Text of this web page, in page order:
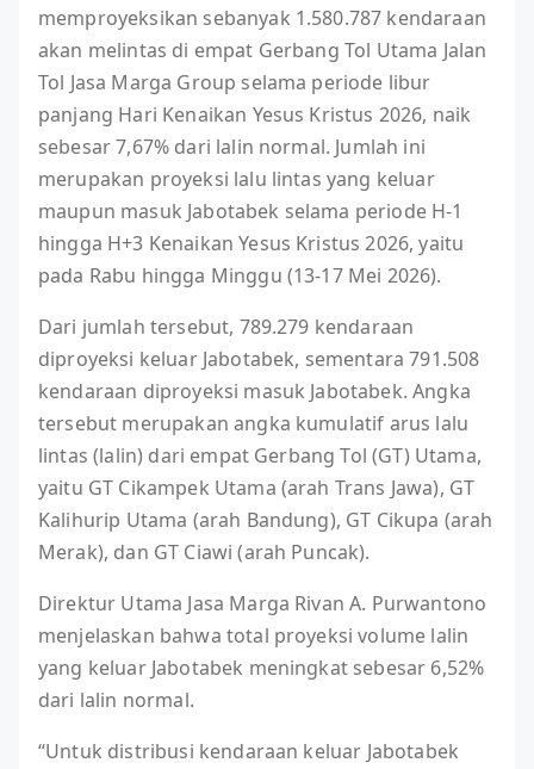
memproyeksikan sebanyak 1.580.787 kendaraan
akan melintas di empat Gerbang Tol Utama Jalan
Tol Jasa Marga Group selama periode libur
panjang Hari Kenaikan Yesus Kristus 2026, naik
sebesar 7,67% dari lalin normal. Jumlah ini
merupakan proyeksi lalu lintas yang keluar
maupun masuk Jabotabek selama periode H-1
hingga H+3 Kenaikan Yesus Kristus 2026, yaitu
pada Rabu hingga Minggu (13-17 Mei 2026).
Dari jumlah tersebut, 789.279 kendaraan
diproyeksi keluar Jabotabek, sementara 791.508
kendaraan diproyeksi masuk Jabotabek. Angka
tersebut merupakan angka kumulatif arus lalu
lintas (lalin) dari empat Gerbang Tol (GT) Utama,
yaitu GT Cikampek Utama (arah Trans Jawa), GT
Kalihurip Utama (arah Bandung), GT Cikupa (arah
Merak), dan GT Ciawi (arah Puncak).
Direktur Utama Jasa Marga Rivan A. Purwantono
menjelaskan bahwa total proyeksi volume lalin
yang keluar Jabotabek meningkat sebesar 6,52%
dari lalin normal.
“Untuk distribusi kendaraan keluar Jabotabek